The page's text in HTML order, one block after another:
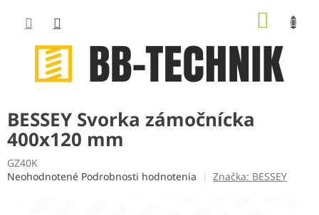
obsah
BESSEY Svorka zámočnícka
400x120 mm
GZ40K
Priemerné
Neohodnotené Podrobnosti hodnotenia Značka: BESSEY